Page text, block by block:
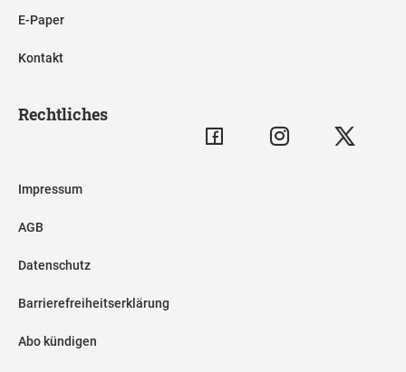
E-Paper
Kontakt
Rechtliches
Impressum
AGB
Datenschutz
Barrierefreiheitserklärung
Abo kündigen